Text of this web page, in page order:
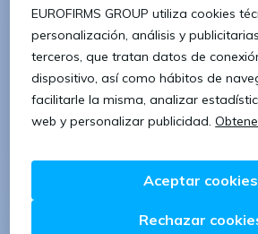
Confirmar contraseña
8 caracteres 1 letra
1 letra mayúscula 1 número